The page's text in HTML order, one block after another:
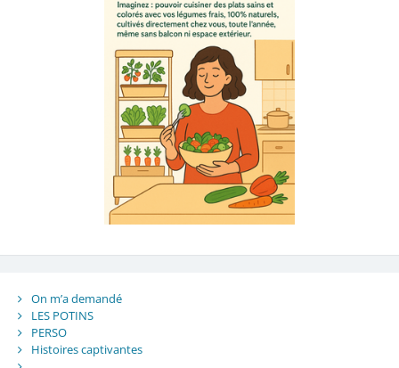
On m’a demandé
LES POTINS
PERSO
Histoires captivantes